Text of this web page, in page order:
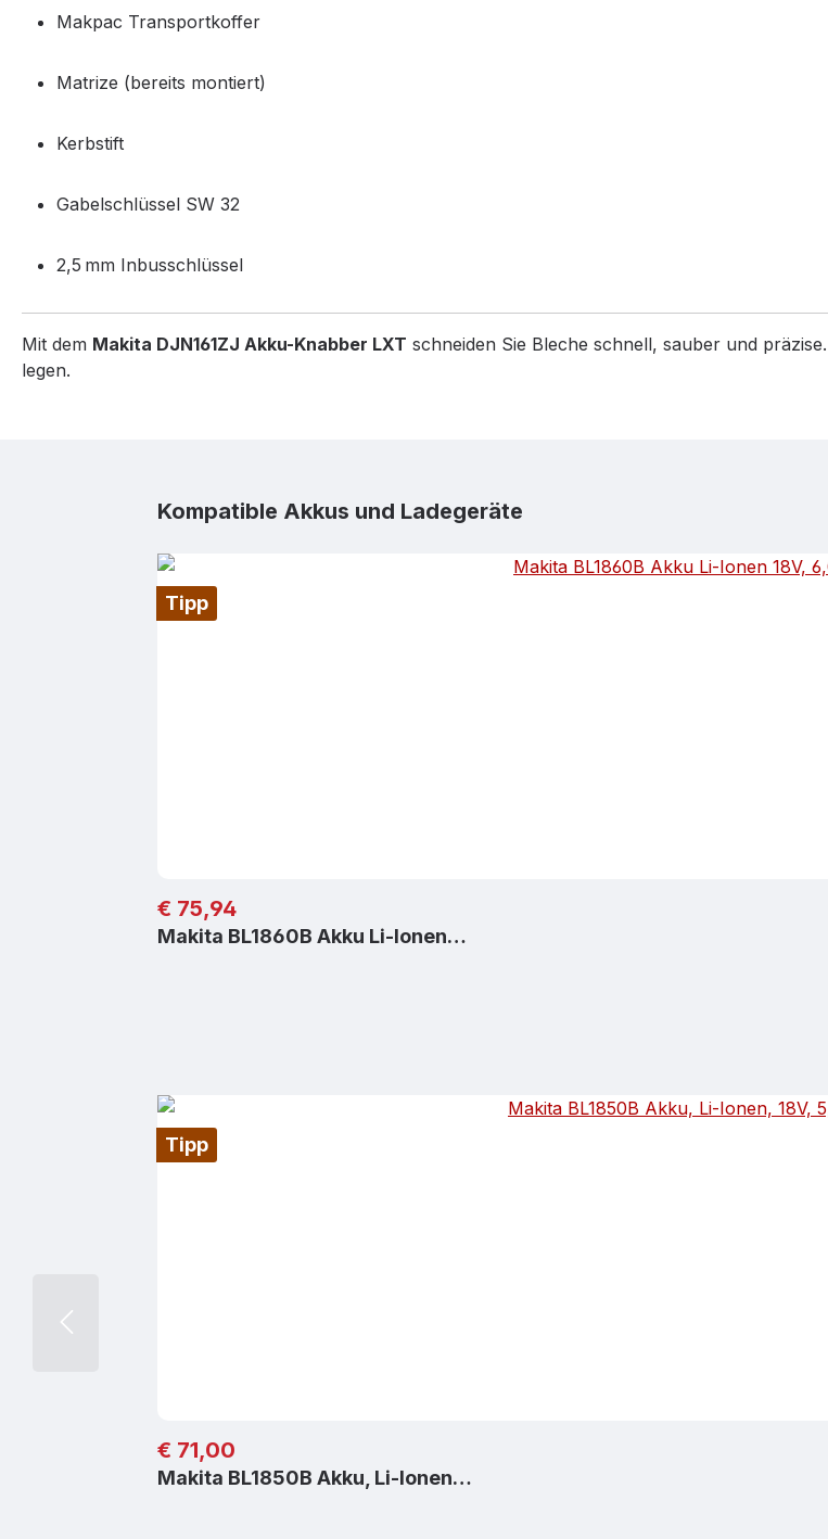
Makpac Transportkoffer
Matrize (bereits montiert)
Kerbstift
Gabelschlüssel SW 32
2,5 mm Inbusschlüssel
Mit dem Makita DJN161ZJ Akku-Knabber LXT schneiden Sie Bleche schnell, sauber und
legen.
Produktgalerie überspringen
Kompatible Akkus und Ladegeräte
Tipp
Regulärer Preis:
€ 75,94
Makita BL1860B Akku Li-Ionen…
Tipp
Regulärer Preis:
€ 71,00
Makita BL1850B Akku, Li-Ionen…